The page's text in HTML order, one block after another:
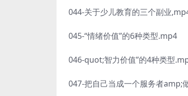
044-关于少儿教育的三个副业
045-“情绪价值”的6种类型.mp4
046-quot;智力价值”的4种类型
047-把自己当成一个服务者amp;